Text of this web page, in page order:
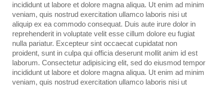
incididunt ut labore et dolore magna aliqua. Ut enim ad minim
veniam, quis nostrud exercitation ullamco laboris nisi ut
aliquip ex ea commodo consequat. Duis aute irure dolor in
reprehenderit in voluptate velit esse cillum dolore eu fugiat
nulla pariatur. Excepteur sint occaecat cupidatat non
proident, sunt in culpa qui officia deserunt mollit anim id est
laborum. Consectetur adipisicing elit, sed do eiusmod tempor
incididunt ut labore et dolore magna aliqua. Ut enim ad minim
veniam, quis nostrud exercitation ullamco laboris nisi ut